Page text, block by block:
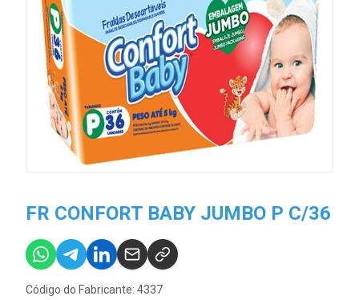
FR CONFORT BABY JUMBO P C/36
Código do Fabricante: 4337